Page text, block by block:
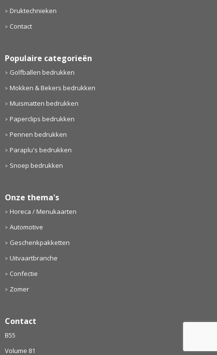
Druktechnieken
Contact
Populaire categorieën
Golfballen bedrukken
Mokken & Bekers bedrukken
Muismatten bedrukken
Paperclips bedrukken
Pennen bedrukken
Paraplu's bedrukken
Snoep bedrukken
Onze thema's
Horeca / Menukaarten
Automotive
Geschenkpakketten
Uitvaartbranche
Confectie
Zomer
Contact
B55
Volume 81